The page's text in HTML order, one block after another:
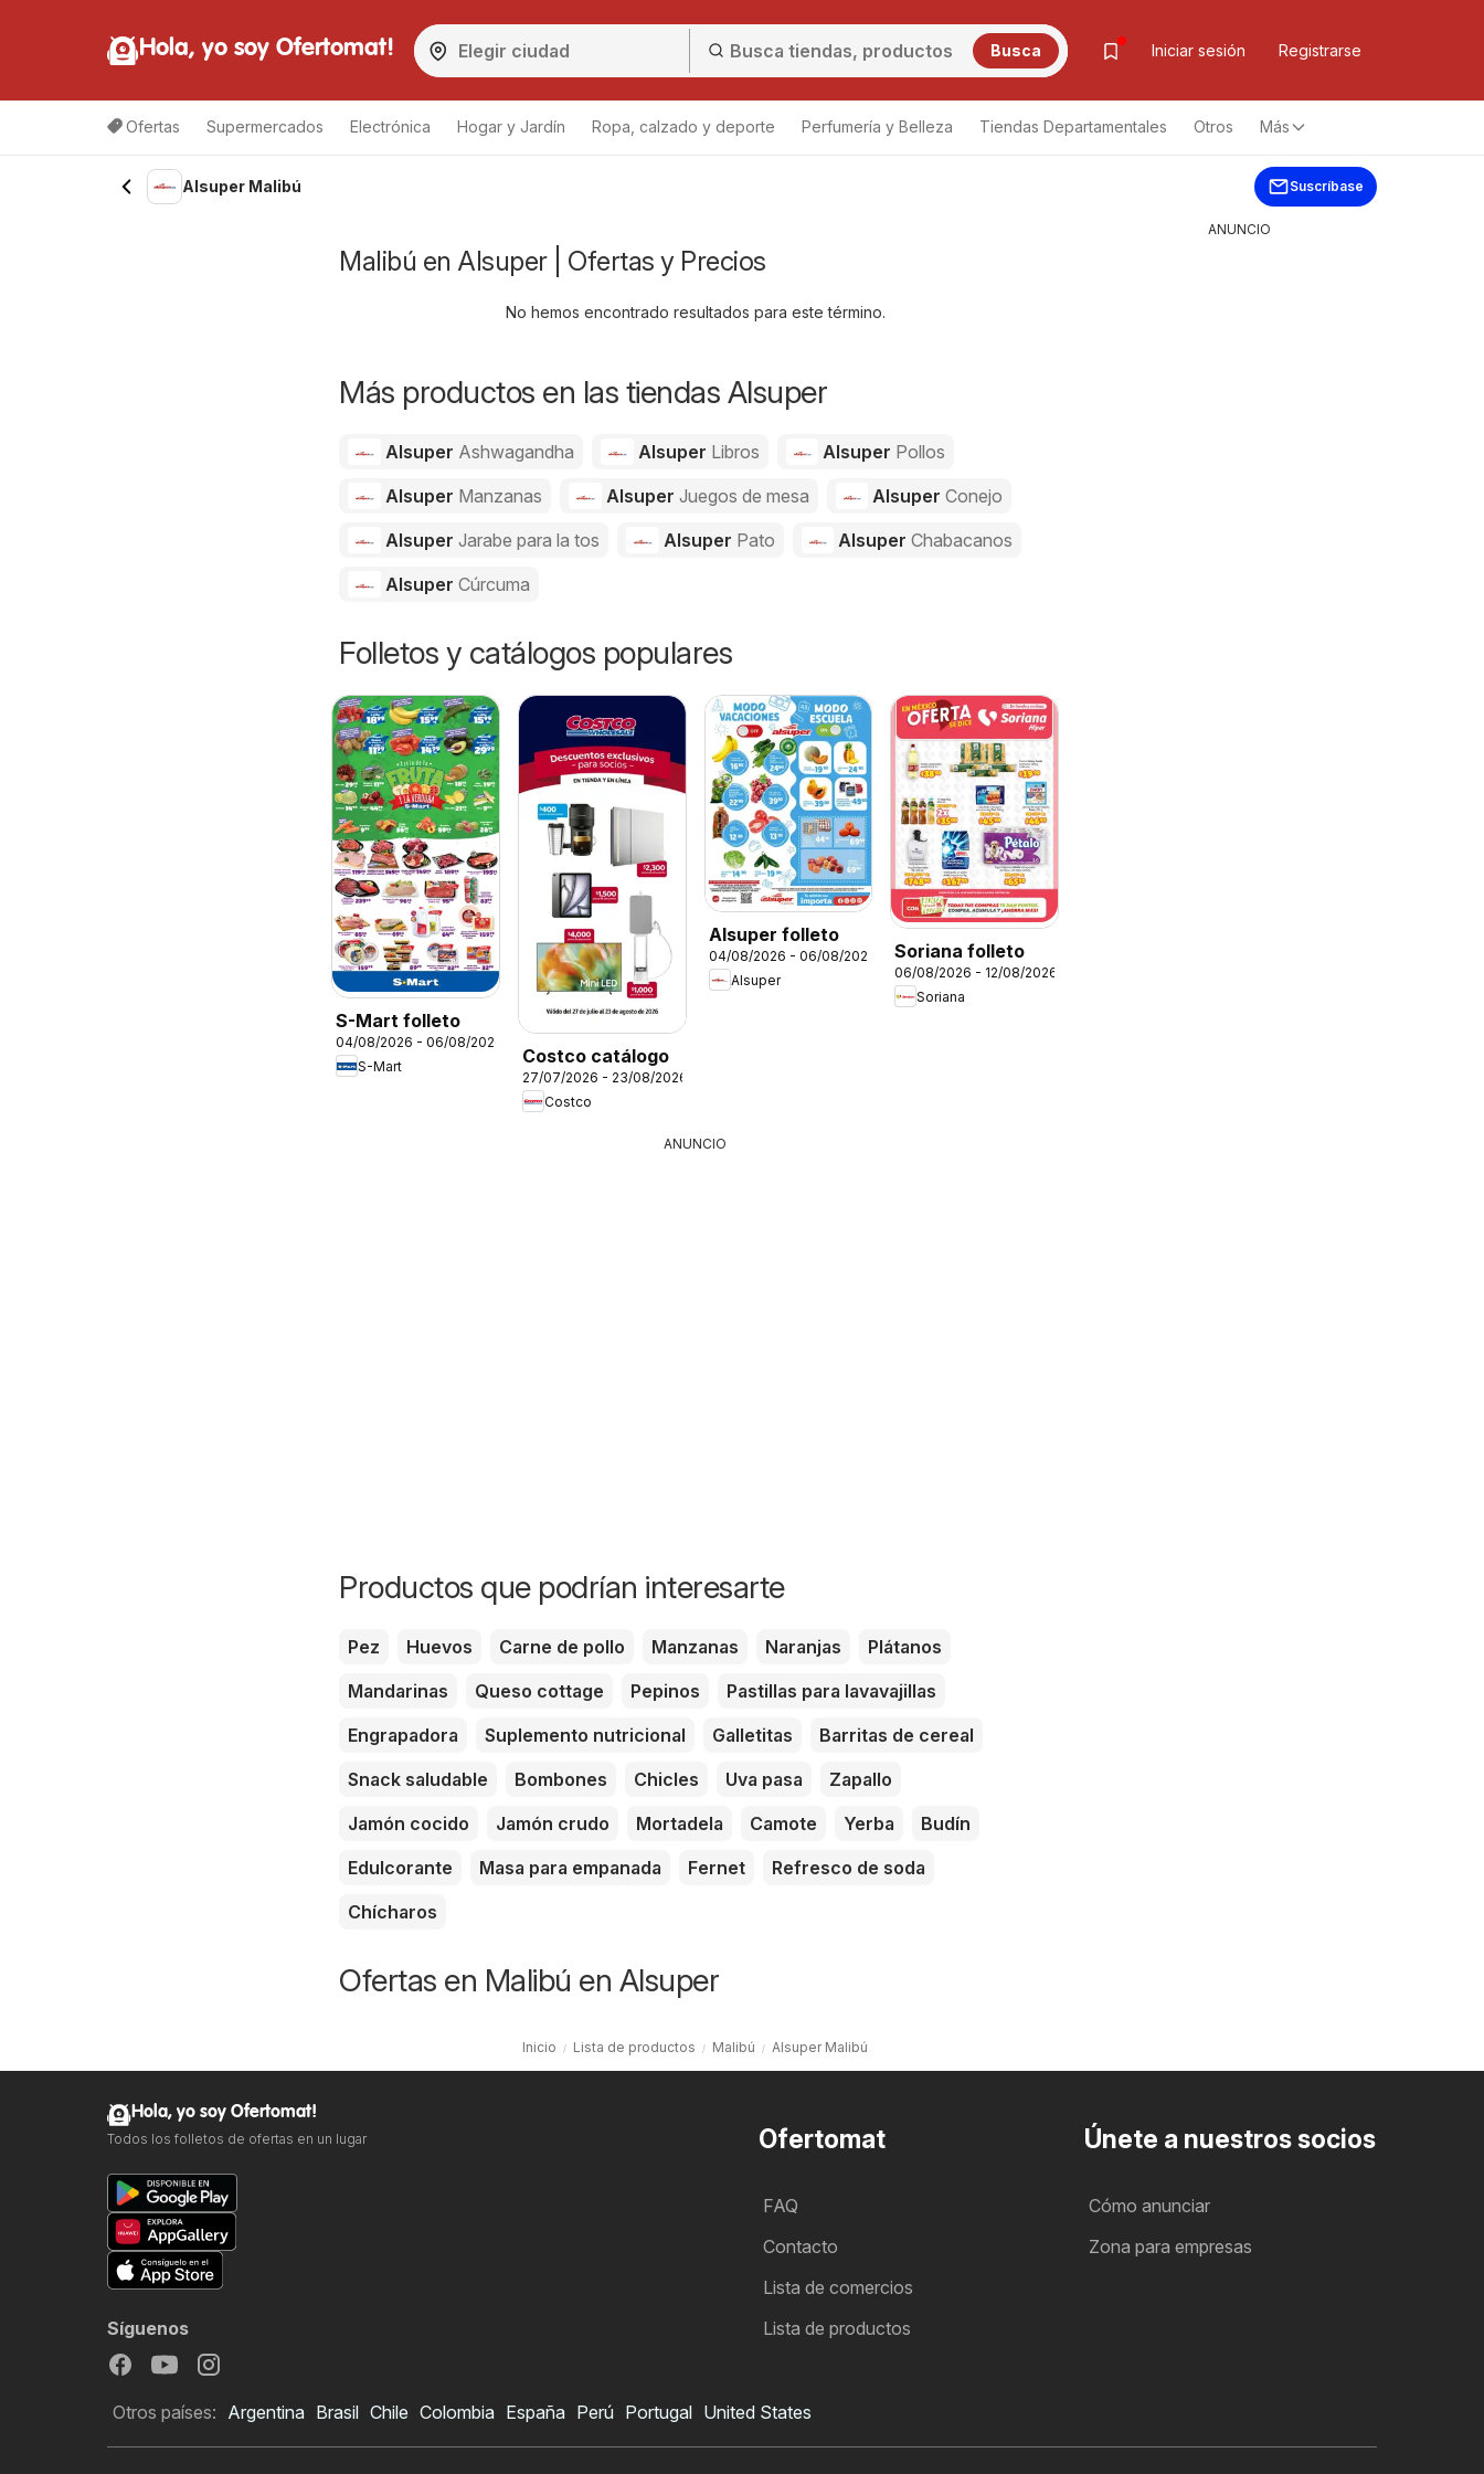
Hola, yo soy Ofertomat! Busca Iniciar sesión Registrarse
Ofertas Supermercados Electrónica Hogar y Jardín Ropa, calzado y deporte Perfumería y Belleza Tiendas Departamentales Otros Más
Alsuper Malibú Suscríbase
Malibú en Alsuper | Ofertas y Precios
No hemos encontrado resultados para este término.
Más productos en las tiendas Alsuper
Alsuper Ashwagandha Alsuper Libros Alsuper Pollos
Alsuper Manzanas Alsuper Juegos de mesa AlsuperConejo
Alsuper Jarabe para la tos Alsuper Pato AlsuperChabacanos
Alsuper Cúrcuma
Folletos y catálogos populares
S-Mart folleto
04/08/2026 - 06/08/2026
S-Mart
Costco catálogo
27/07/2026 - 23/08/2026
Costco
Alsuper folleto
04/08/2026 - 06/08/2026
Alsuper
Soriana folleto
06/08/2026 - 12/08/2026
Soriana
ANUNCIO
Productos que podrían interesarte
Pez Huevos Carne de pollo Manzanas Naranjas
Plátanos
Mandarinas
Queso cottage Pepinos
Pastillas para lavavajillas
Engrapadora
Suplemento nutricional Galletitas
Barritas de cereal
Snack saludable
Bombones Chicles Uva pasa
Zapallo
Jamón cocido
Jamón crudo Mortadela Camote Yerba
Budín
Edulcorante
Masa para empanada Fernet
Refresco de soda
Chícharos
Ofertas en Malibú en Alsuper
Inicio Lista de productos Malibú Alsuper Malibú
ANUNCIO
Ofertomat
FAQ
Contacto
Lista de comercios
Lista de productos
Únete a nuestros socios
Cómo anunciar
Zona para empresas
Hola, yo soy Ofertomat!
Todos los folletos de ofertas en un lugar
Síguenos
Otros países: Argentina Brasil Chile Colombia España Perú Portugal United States